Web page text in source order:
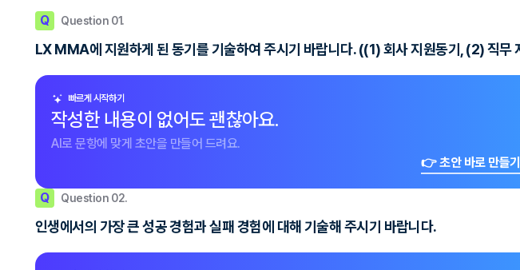
Q Question 01.
LX MMA에 지원하게 된 동기를 기술하여 주시기 바랍니다. ((1) 회사 지원동기, (2) 직무
빠르게 시작하기
작성한 내용이 없어도 괜찮아요.
AI로 문항에 맞게 초안을 만들어 드려요.
👉 초안 바로 만들기
Q Question 02.
인생에서의 가장 큰 성공 경험과 실패 경험에 대해 기술해 주시기 바랍니다.